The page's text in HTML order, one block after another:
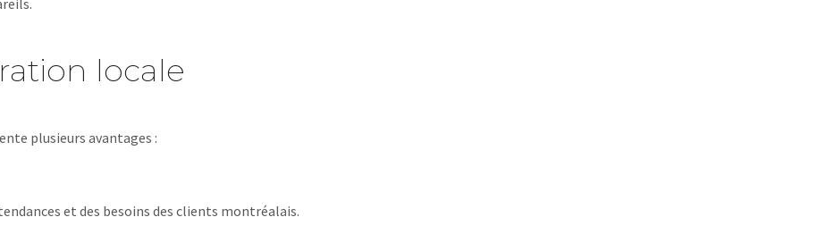
locale
plusieurs avantages :
et des besoins des clients montréalais.